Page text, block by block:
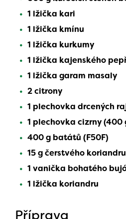
1 lžička kari
1 lžička kmínu
1 lžička kurkumy
1 lžička kajenského
1 lžička garam masaly
2 citrony
1 plechovka drcených
1 plechovka cizrny (400
400 g batátů (F50F)
15 g čerstvého koriandru
1 vanička bohatého
1 lžička koriandru
Příprava